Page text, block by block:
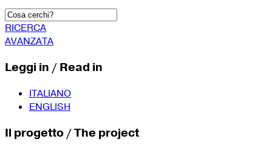
RICERCA
AVANZATA
Leggi in / Read in
ITALIANO
ENGLISH
Il progetto / The project